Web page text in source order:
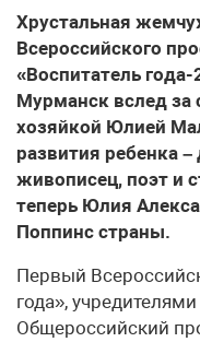
Хрустальная
Всероссийского
«Воспитатель
Мурманск вслед за
хозяйкой Юлией
развития ребенка
живописец, поэт и
теперь Юлия
Поппинс страны.
Первый
года»,
Общероссийский